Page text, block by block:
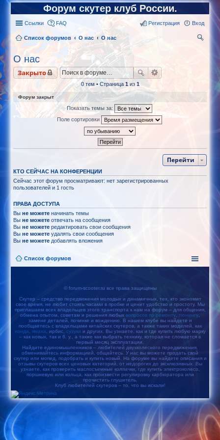
Форум скутер клуб России.
Ссылки FAQ Вход
Регистрация
Список форумов О нас
О нас
О нас
Закрыто
0 тем • Страница 1из 1
Форум закрыт
Показать темы за:
Поле сортировки
Перейти
КТО СЕЙЧАС НА КОНФЕРЕНЦИИ
Сейчас этот форум просматривают: нет зарегистрированных
пользователей и 1 гость
ПРАВА ДОСТУПА
Выне можете начинать темы
Выне можете отвечать на сообщения
Выне можете редактировать свои сообщения
Выне можете удалять свои сообщения
Выне можете добавлять вложения
Список форумов
© forum-scooter.ru все права защищены
Скутер – средство передвижения молодых и динамичных, тех, кто экономит
свое время, не любит стоять часами в пробке и ценит удобство и простоту. Мы
приглашаем всех владельцев этого транспорта к нам на форум – для общения,
обмена опытом, советам и решения любых вопросов по ремонту тюнингу
замене деталей, починке и вождению. В нашем клубе вы найдете и
пообщаетесь с владельцами китайских скутеров, а также таких моделей, как
хонда
ямаха , ирбис, сузуки и других. Вы узнаете, как и где купить любую марку
– как новых, так и б. у., а также как выбрать технику, которая не сломается в
первый месяц эксплуатации.
Найдите единомышленников – любителей двухколесного передвижения,
обменивайтесь информацией, общайтесь. У нас вы можете продать свой
скутер или мопед, подобрать и купить новый. На форуме вы найдете описания и
отзывы скутеров всех ценовых категорий, от недорогих до эксклюзивных. Вы
узнаете, как проверить маслосъемные колпачки, где купить электроколесо,
поршневую или кольца, как произвести регулировку карбюратора или
прочистить глушитель.
Клуб любителей скутеров – то, что вы искали!